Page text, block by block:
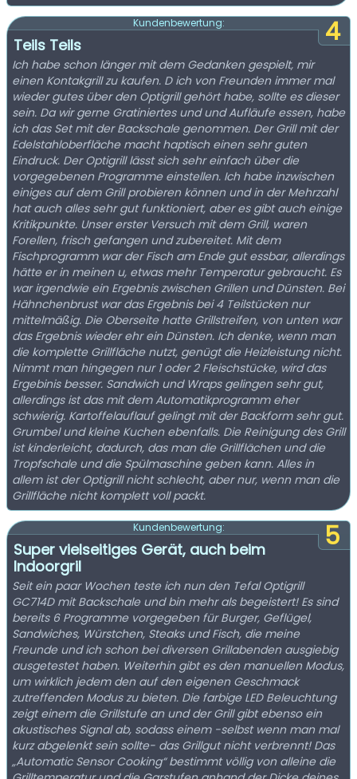
4
Kundenbewertung:
Teils Teils
Ich habe schon länger mit dem Gedanken gespielt, mir
einen Kontakgrill zu kaufen. D ich von Freunden immer mal
wieder gutes über den Optigrill gehört habe, sollte es dieser
sein. Da wir gerne Gratiniertes und und Aufläufe essen, habe
ich das Set mit der Backschale genommen. Der Grill mit der
Edelstahloberfläche macht haptisch einen sehr guten
Eindruck. Der Optigrill lässt sich sehr einfach über die
vorgegebenen Programme einstellen. Ich habe inzwischen
einiges auf dem Grill probieren können und in der Mehrzahl
hat auch alles sehr gut funktioniert, aber es gibt auch einige
Kritikpunkte. Unser erster Versuch mit dem Grill, waren
Forellen, frisch gefangen und zubereitet. Mit dem
Fischprogramm war der Fisch am Ende gut essbar, allerdings
hätte er in meinen u, etwas mehr Temperatur gebraucht. Es
war irgendwie ein Ergebnis zwischen Grillen und Dünsten. Bei
Hähnchenbrust war das Ergebnis bei 4 Teilstücken nur
mittelmäßig. Die Oberseite hatte Grillstreifen, von unten war
das Ergebnis wieder ehr ein Dünsten. Ich denke, wenn man
die komplette Grillfläche nutzt, genügt die Heizleistung nicht.
Nimmt man hingegen nur 1 oder 2 Fleischstücke, wird das
Ergebinis besser. Sandwich und Wraps gelingen sehr gut,
allerdings ist das mit dem Automatikprogramm eher
schwierig. Kartoffelauflauf gelingt mit der Backform sehr gut.
Grumbel und kleine Kuchen ebenfalls. Die Reinigung des Grill
ist kinderleicht, dadurch, das man die Grillflächen und die
Tropfschale und die Spülmaschine geben kann. Alles in
allem ist der Optigrill nicht schlecht, aber nur, wenn man die
Grillfläche nicht komplett voll packt.
5
Kundenbewertung:
Super vielseitiges Gerät, auch beim
Indoorgril
Seit ein paar Wochen teste ich nun den Tefal Optigrill
GC714D mit Backschale und bin mehr als begeistert! Es sind
bereits 6 Programme vorgegeben für Burger, Geflügel,
Sandwiches, Würstchen, Steaks und Fisch, die meine
Freunde und ich schon bei diversen Grillabenden ausgiebig
ausgetestet haben. Weiterhin gibt es den manuellen Modus,
um wirklich jedem den auf den eigenen Geschmack
zutreffenden Modus zu bieten. Die farbige LED Beleuchtung
zeigt einem die Grillstufe an und der Grill gibt ebenso ein
akustisches Signal ab, sodass einem -selbst wenn man mal
kurz abgelenkt sein sollte- das Grillgut nicht verbrennt! Das
„Automatic Sensor Cooking“ bestimmt völlig von alleine die